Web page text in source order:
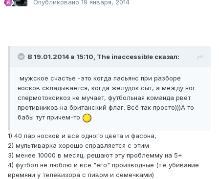
Опубликовано 19 января, 2014
В 19.01.2014 в 15:10, The inaccessible сказал:
мужское счастье -это когда пасьянс при разборе
носков складывается, когда желудок сыт, а между ног
спермотоксикоз не мучает, футбольная команда рвёт
противников на британский флаг. Всё так просто)))А то
бабы тут причем-то
1) 40 пар носков и все одного цвета и фасона,
2) мультиварка хорошо справляется с этим
3) менее 10000 в месяц, решают эту проблемму на 5+
4) футбол не люблю и все "его" производные (т.е убивание
времяни у телевизора с пивом и семечками)